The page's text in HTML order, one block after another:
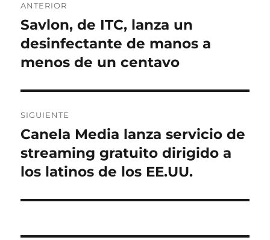
de
entradas
ANTERIOR
Entrada
anterior:
Savlon, de ITC, lanza un
desinfectante de manos a
menos de un centavo
SIGUIENTE
Entrada
siguiente:
Canela Media lanza servicio de
streaming gratuito dirigido a
los latinos de los EE.UU.